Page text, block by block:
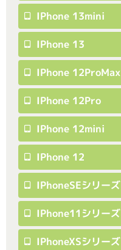
IPhone 13mini
IPhone 13
IPhone 12ProMax
IPhone 12Pro
IPhone 12mini
IPhone 12
IPhoneSEシリーズ
IPhone11シリーズ
IPhoneXSシリーズ